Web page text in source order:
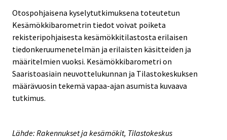
Otospohjaisena kyselytutkimuksena toteutetun
Kesämökkibarometrin tiedot voivat poiketa
rekisteripohjaisesta kesämökkitilastosta erilaisen
tiedonkeruumenetelmän ja erilaisten käsitteiden ja
määritelmien vuoksi. Kesämökkibarometri on
Saaristoasiain neuvottelukunnan ja Tilastokeskuksen
määrävuosin tekemä vapaa-ajan asumista kuvaava
tutkimus.
Lähde: Rakennukset ja kesämökit, Tilastokeskus